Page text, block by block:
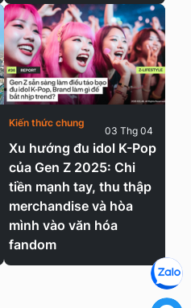
Xu hướng đu idol K-Pop
của Gen Z 2025: Chi
tiền mạnh tay, thu thập
merchandise và hòa
mình vào văn hóa
fandom
Kiến thức chung
03 Thg 04